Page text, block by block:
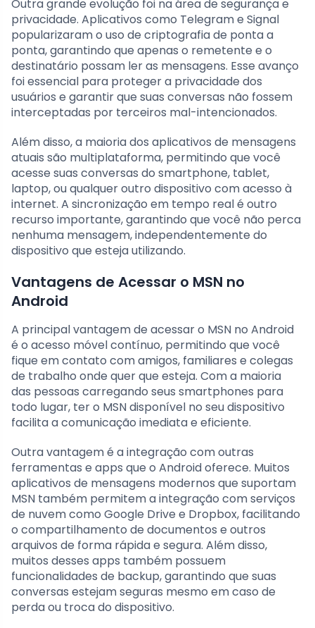
Outra grande evolução foi na área de segurança e
privacidade. Aplicativos como Telegram e Signal
popularizaram o uso de criptografia de ponta a
ponta, garantindo que apenas o remetente e o
destinatário possam ler as mensagens. Esse avanço
foi essencial para proteger a privacidade dos
usuários e garantir que suas conversas não fossem
interceptadas por terceiros mal-intencionados.
Além disso, a maioria dos aplicativos de mensagens
atuais são multiplataforma, permitindo que você
acesse suas conversas do smartphone, tablet,
laptop, ou qualquer outro dispositivo com acesso à
internet. A sincronização em tempo real é outro
recurso importante, garantindo que você não perca
nenhuma mensagem, independentemente do
dispositivo que esteja utilizando.
Vantagens de Acessar o MSN no
Android
A principal vantagem de acessar o MSN no Android
é o acesso móvel contínuo, permitindo que você
fique em contato com amigos, familiares e colegas
de trabalho onde quer que esteja. Com a maioria
das pessoas carregando seus smartphones para
todo lugar, ter o MSN disponível no seu dispositivo
facilita a comunicação imediata e eficiente.
Outra vantagem é a integração com outras
ferramentas e apps que o Android oferece. Muitos
aplicativos de mensagens modernos que suportam
MSN também permitem a integração com serviços
de nuvem como Google Drive e Dropbox, facilitando
o compartilhamento de documentos e outros
arquivos de forma rápida e segura. Além disso,
muitos desses apps também possuem
funcionalidades de backup, garantindo que suas
conversas estejam seguras mesmo em caso de
perda ou troca do dispositivo.